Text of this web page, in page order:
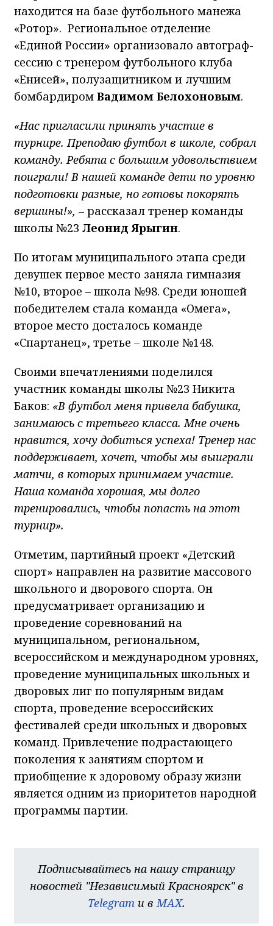
находится на базе футбольного манежа
«Ротор». Региональное отделение
«Единой России» организовало автограф-
сессию с тренером футбольного клуба
«Енисей», полузащитником и лучшим
бомбардиром Вадимом Белохоновым.
«Нас пригласили принять участие в
турнире. Преподаю футбол в школе, собрал
команду. Ребята с большим удовольствием
поиграли! В нашей команде дети по уровню
подготовки разные, но готовы покорять
вершины!», – рассказал тренер команды
школы №23 Леонид Ярыгин.
По итогам муниципального этапа среди
девушек первое место заняла гимназия
№10, второе – школа №98. Среди юношей
победителем стала команда «Омега»,
второе место досталось команде
«Спартанец», третье – школе №148.
Своими впечатлениями поделился
участник команды школы №23 Никита
Баков: «В футбол меня привела бабушка,
занимаюсь с третьего класса. Мне очень
нравится, хочу добиться успеха! Тренер нас
поддерживает, хочет, чтобы мы выиграли
матчи, в которых принимаем участие.
Наша команда хорошая, мы долго
тренировались, чтобы попасть на этот
турнир».
Отметим, партийный проект «Детский
спорт» направлен на развитие массового
школьного и дворового спорта. Он
предусматривает организацию и
проведение соревнований на
муниципальном, региональном,
всероссийском и международном уровнях,
проведение муниципальных школьных и
дворовых лиг по популярным видам
спорта, проведение всероссийских
фестивалей среди школьных и дворовых
команд. Привлечение подрастающего
поколения к занятиям спортом и
приобщение к здоровому образу жизни
является одним из приоритетов народной
программы партии.
Подписывайтесь на нашу страницу
новостей "Независимый Красноярск" в
Telegram и в MAX.